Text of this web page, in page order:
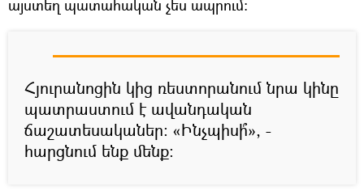
այստեղ պատահական չես ապրում։
Հյուրանոցին կից ռեստորանում նրա կինը
պատրաստում է ավանդական
ճաշատեսականեր։ «Ինչպիսի՞», -
հարցնում ենք մենք։